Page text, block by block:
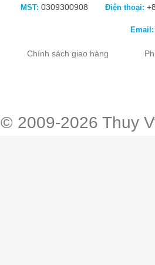
MST: 0309300908 Điện thoại:
Email:
Chính sách giao hàng
© 2009-2026 Thuy